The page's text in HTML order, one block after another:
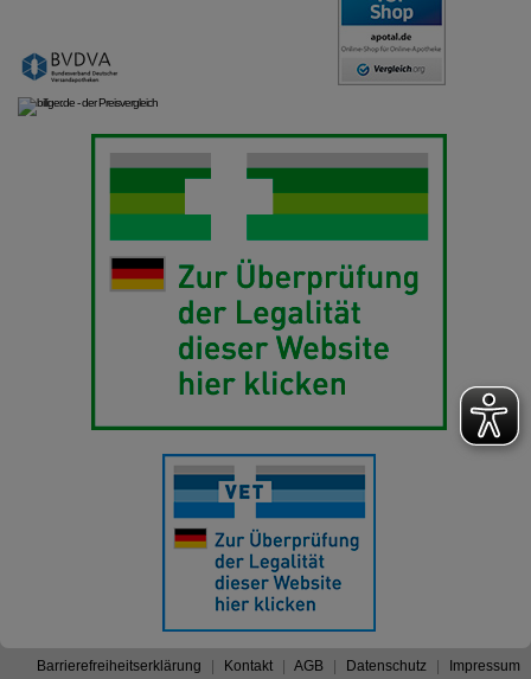
Barrierefreiheitserklärung Kontakt AGB Datenschutz Impressum